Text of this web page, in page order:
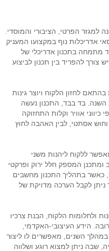
למגזר הפרטי, הציבורי והמוסדי.
אדריכלות נוף במקצועו המעניק
זה 6 שנים. המשרד מתמחה בתכנון אדריכלי של
להפריד בין תכנון לביצוע
לחזון הלקוח ויוצר גינות
השנה. בד בבד, התכנון נעשה
אוויר וקלות התחזוקה
אסתטי, לבין האהבה לחוץ
ללקוח ליהנות משני
ומתכנן המספק חלל ירוק ופרקטי
כאשר בתהליך התכנון מחשבים
ניתן לקבל הערכה מדויקת של
ולחלומות הלקוח, הבנת צרכיו
הידע העיצובי-האקדמי,
השנים, מאפשרים לו ליצור
שבה ניתן למצוא רוגע ושלווה